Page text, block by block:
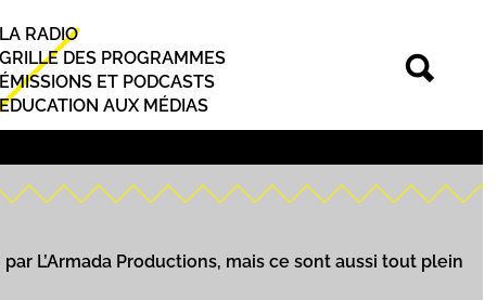
Principal
LA RADIO
GRILLE DES PROGRAMMES
ÉMISSIONS ET PODCASTS
AUX MÉDIAS
L’Armada Productions, mais ce sont aussi tout plein